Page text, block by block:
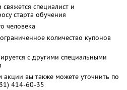
специалист и
старта обучения
человека
количество купонов
с другими специальными
вы также можете уточнить по
414-60-35